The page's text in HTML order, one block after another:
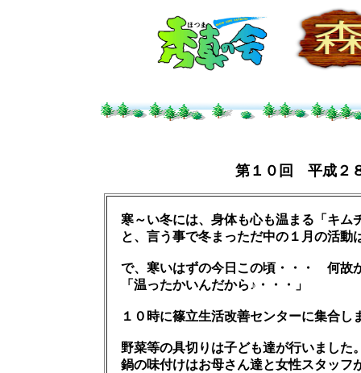
第１０回 平成
寒～い冬には、身体も心も温まる「キム
と、言う事で冬まっただ中の１月の活動
で、寒いはずの今日この頃・・・ 何故
「温ったかいんだから♪・・・」
１０時に篠立生活改善センターに集合し
野菜等の具切りは子ども達が行いました
鍋の味付けはお母さん達と女性スタッフ